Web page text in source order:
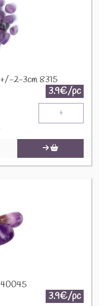
2-3cm 8315
3.9€/pc
+
40045
3.9€/pc